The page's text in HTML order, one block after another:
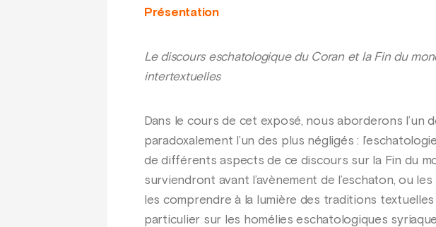
Présentation
Le discours eschatologique du Coran et la Fin du
intertextuelles
Dans le cours de cet exposé, nous aborderons
paradoxalement l’un des plus négligés :
de différents aspects de ce discours sur la Fin du
surviendront avant l’avènement de l’eschaton, ou
les comprendre à la lumière des traditions
particulier sur les homélies eschatologiques